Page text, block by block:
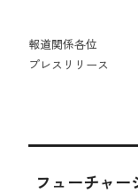
報道関係各位
プレスリリース
フューチャー